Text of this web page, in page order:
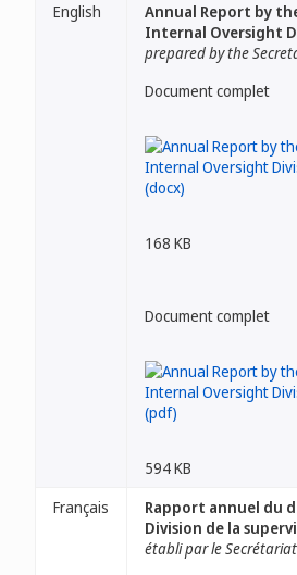
English
Annual Report by
Internal Oversight
prepared by the
Document complet
168 KB
Document complet
594 KB
Français
Rapport annuel du
Division de la
établi par le Secrétariat